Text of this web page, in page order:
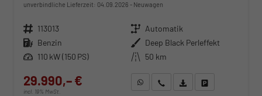
unverbindliche Lieferzeit: 04.09.2026 Neuwagen
Fahrzeugnr. 113013 Getriebe Automatik
Kraftstoff Benzin Außenfarbe Deep Black Perleffekt
Leistung 110 kW (150 PS) Kilometerstand 50 km
29.990,– €
incl. 19% MwSt.
WhatsApp anfragen
Wir rufen Sie anFahrzeugexposé (PDF)